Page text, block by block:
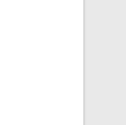
баст. Дар ИМА